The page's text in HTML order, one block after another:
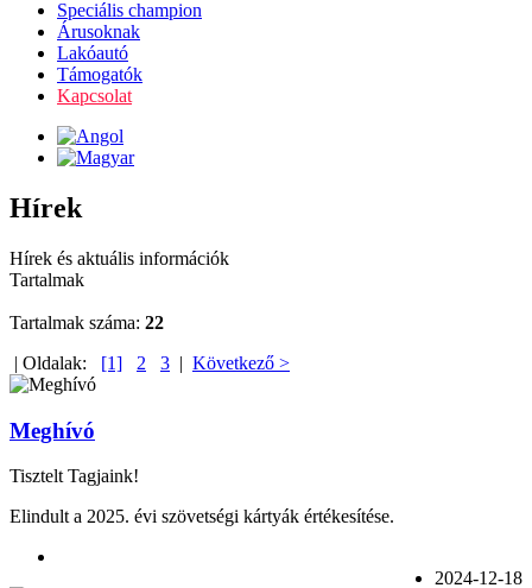
Speciális champion
Árusoknak
Lakóautó
Támogatók
Kapcsolat
Hírek
Hírek és aktuális információk
Tartalmak
Tartalmak száma: 22
| Oldalak: [1] 2 3 | Következő >
Meghívó
Tisztelt Tagjaink!
Elindult a 2025. évi szövetségi kártyák értékesítése.
2024-12-18